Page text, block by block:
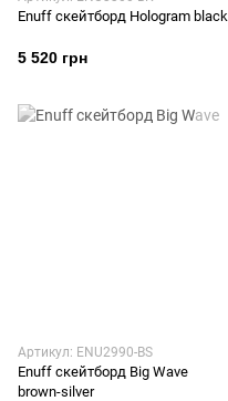
Enuff скейтборд Hologram black
5 520 грн
Артикул: ENU2990-BS
Enuff скейтборд Big Wave
brown-silver